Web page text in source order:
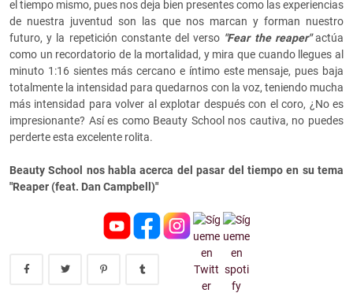
el tiempo mismo, pues nos deja bien presentes como las experiencias
de nuestra juventud son las que nos marcan y forman nuestro
futuro, y la repetición constante del verso "Fear the reaper"actúa
como un recordatorio de la mortalidad, y mira que cuando llegues al
minuto 1:16 sientes más cercano e íntimo este mensaje, pues baja
totalmente la intensidad para quedarnos con la voz, teniendo mucha
más intensidad para volver al explotar después con el coro, ¿No es
impresionante? Así es como Beauty School nos cautiva, no puedes
perderte esta excelente rolita.
Beauty School nos habla acerca del pasar del tiempo en su tema
"Reaper (feat. Dan Campbell)"